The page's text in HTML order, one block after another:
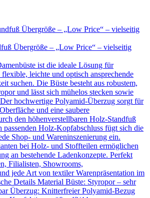
Übergröße – „Low Price“ – vielseitig
ist die ideale Lösung für
leichte und optisch ansprechende
suchen. Die Büste besteht aus robustem,
und lässt sich mühelos stecken sowie
hochwertige Polyamid-Überzug sorgt für
und eine saubere
den höhenverstellbaren Holz-Standfuß
passenden Holz-Kopfabschluss fügt sich die
Shop- und Wareninszenierung ein.
bei Holz- und Stoffteilen ermöglichen
an bestehende Ladenkonzepte. Perfekt
Filialisten, Showrooms,
jede Art von textiler Warenpräsentation im
Details Material Büste: Styropor – sehr
Überzug: Knitterfreier Polyamid-Bezug